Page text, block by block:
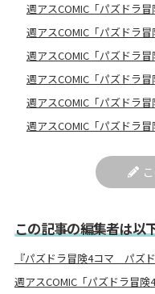
週アスCOMIC「パズドラ
週アスCOMIC「パズドラ
週アスCOMIC「パズドラ
週アスCOMIC「パズドラ
週アスCOMIC「パズドラ
週アスCOMIC「パズドラ
この記事の編集者は以
『パズドラ冒険4コマ パズ
週アスCOMIC「パズドラ冒